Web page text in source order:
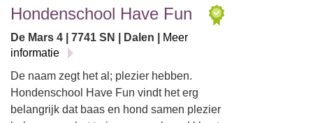
Hondenschool Have Fun
De Mars 4 | 7741 SN | Dalen |
Meer
informatie
De naam zegt het al; plezier hebben.
Hondenschool Have Fun vindt het erg
belangrijk dat baas en hond samen plezier